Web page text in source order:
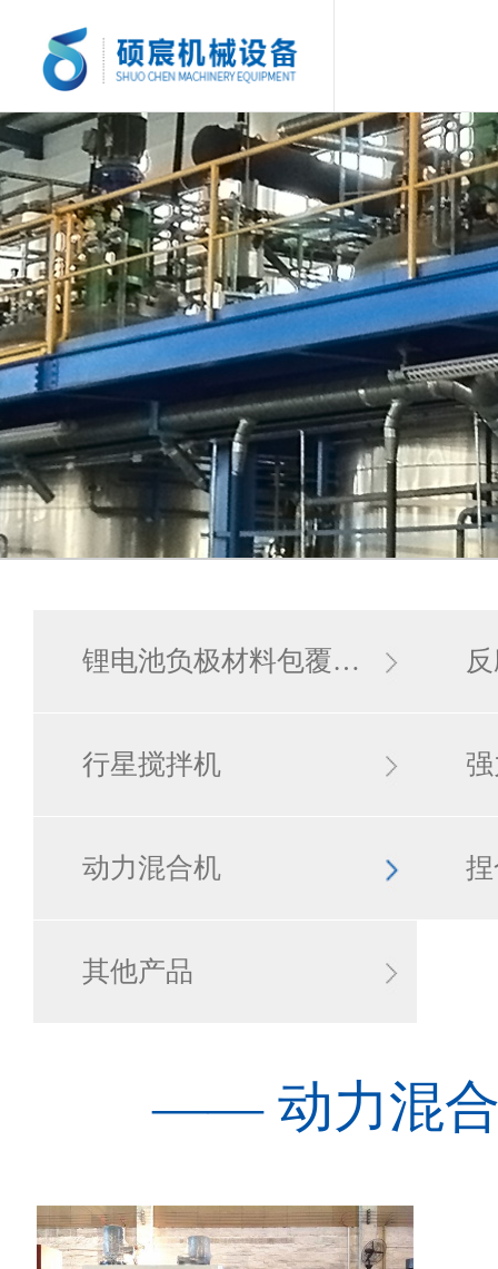
锂电池负极材料包覆…
行星搅拌机
动力混合机
其他产品
—— 动力混